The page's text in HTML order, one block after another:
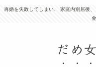
再婚を失敗してしまい、 家庭内別居後
だめ